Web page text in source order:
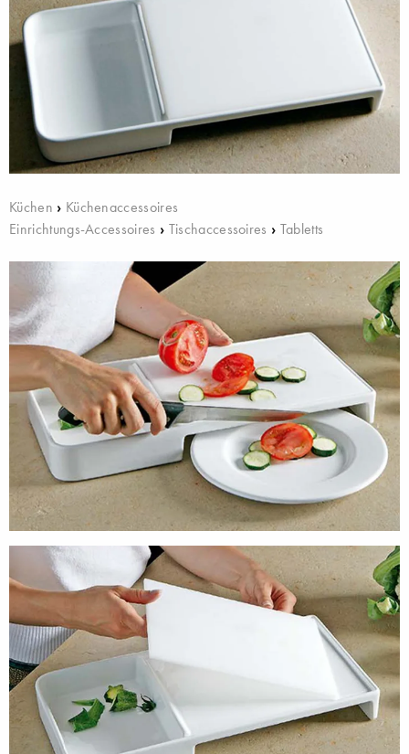
Küchen › Küchenaccessoires
Einrichtungs-Accessoires › Tischaccessoires › Tabletts